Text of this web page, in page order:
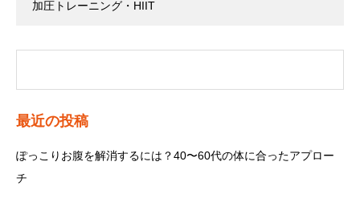
加圧トレーニング・HIIT
最近の投稿
ぽっこりお腹を解消するには？40〜60代の体に合ったアプロー
チ